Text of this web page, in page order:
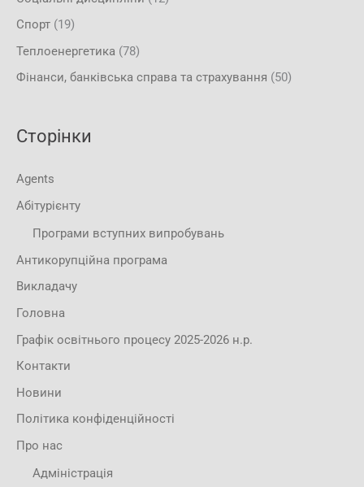
Спорт (19)
Теплоенергетика (78)
Фінанси, банківська справа та страхування (50)
Сторінки
Agents
Абітурієнту
Програми вступних випробувань
Антикорупційна програма
Викладачу
Головна
Графік освітнього процесу 2025-2026 н.р.
Контакти
Новини
Політика конфіденційності
Про нас
Адміністрація